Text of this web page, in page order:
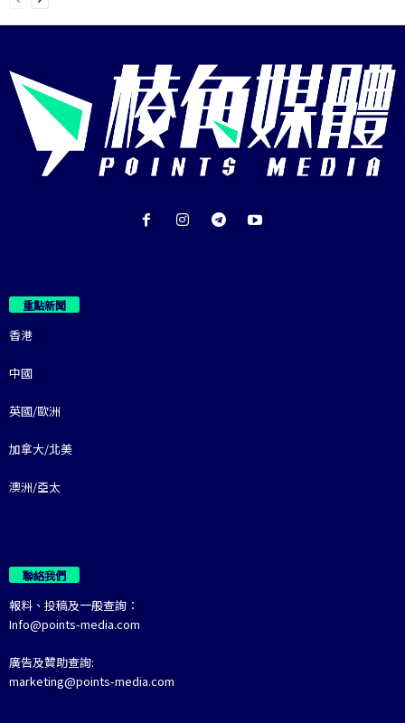
重點新聞
香港
中國
英國/歐洲
加拿大/北美
澳洲/亞太
聯絡我們
報料、投稿及一般查詢：
Info@points-media.com
廣告及贊助查詢:
marketing@points-media.com